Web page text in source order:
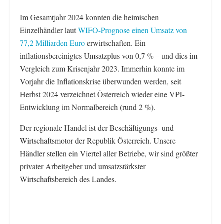
Im Gesamtjahr 2024 konnten die heimischen
Einzelhändler lautWIFO-Prognose einen Umsatz von
77,2 Milliarden Euroerwirtschaften. Ein
inflationsbereinigtes Umsatzplus von 0,7 % – und dies im
Vergleich zum Krisenjahr 2023. Immerhin konnte im
Vorjahr die Inflationskrise überwunden werden, seit
Herbst 2024 verzeichnet Österreich wieder eine VPI-
Entwicklung im Normalbereich (rund 2 %).
Der regionale Handel ist der Beschäftigungs- und
Wirtschaftsmotor der Republik Österreich. Unsere
Händler stellen ein Viertel aller Betriebe, wir sind größter
privater Arbeitgeber und umsatzstärkster
Wirtschaftsbereich des Landes.